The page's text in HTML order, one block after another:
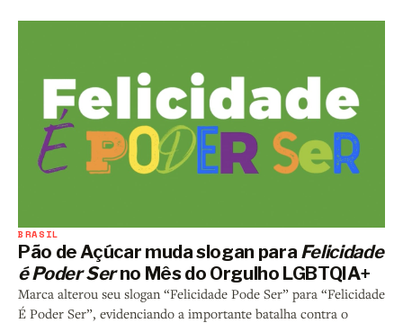
BRASIL
Pão de Açúcar muda slogan para Felicidade
é Poder Serno Mês do Orgulho LGBTQIA+
Marca alterou seu slogan “Felicidade Pode Ser” para “Felicidade
É Poder Ser”, evidenciando a importante batalha contra o